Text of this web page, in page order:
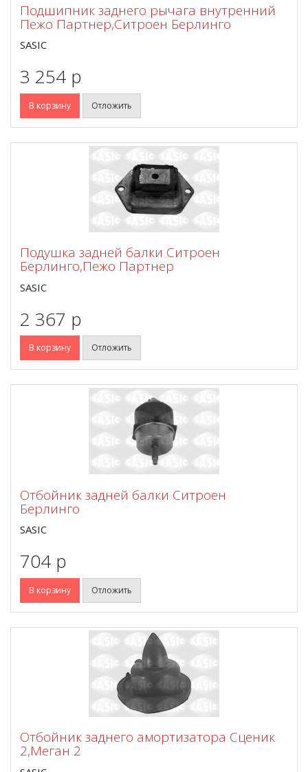
Подшипник заднего рычага внутренний
Пежо Партнер,Ситроен Берлинго
SASIC
3 254 p
В корзину Отложить
Подушка задней балки Ситроен
Берлинго,Пежо Партнер
SASIC
2 367 p
В корзину Отложить
Отбойник задней балки Ситроен
Берлинго
SASIC
704 p
В корзину Отложить
Отбойник заднего амортизатора Сценик
2,Меган 2